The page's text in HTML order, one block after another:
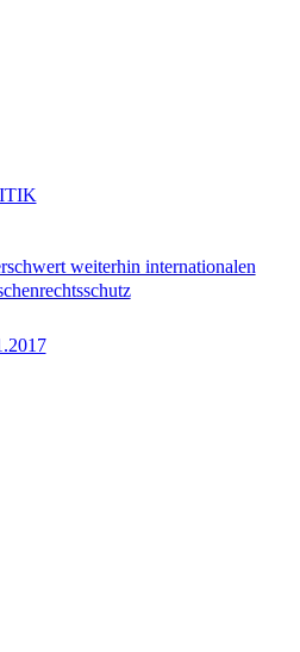
weiterhin internationalen